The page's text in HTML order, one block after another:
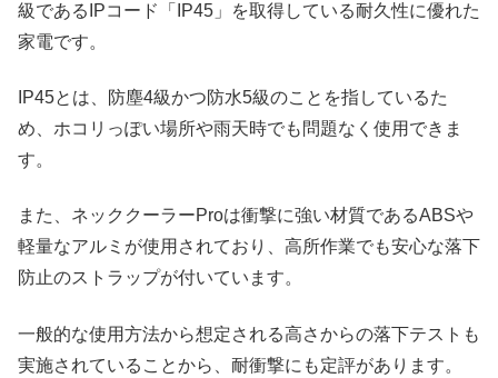
級であるIPコード「IP45」を取得している耐久性に優れた
家電です。
IP45とは、防塵4級かつ防水5級のことを指しているた
め、ホコリっぽい場所や雨天時でも問題なく使用できま
す。
また、ネッククーラーProは衝撃に強い材質であるABSや
軽量なアルミが使用されており、高所作業でも安心な落下
防止のストラップが付いています。
一般的な使用方法から想定される高さからの落下テストも
実施されていることから、耐衝撃にも定評があります。